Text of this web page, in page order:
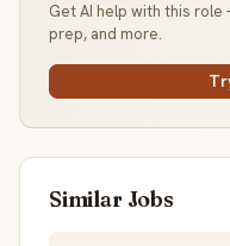
Get AI help with this
prep, and more.
Similar Jobs